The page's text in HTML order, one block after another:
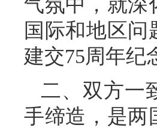
气氛中，就深
国际和地区
建交75周年纪
二、双方一
手缔造，是两